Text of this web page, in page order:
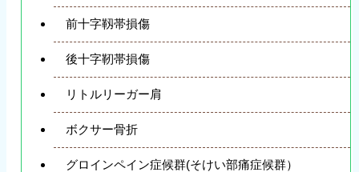
前十字靱帯損傷
後十字靭帯損傷
リトルリーガー肩
ボクサー骨折
グロインペイン症候群(そけい部痛症候群）